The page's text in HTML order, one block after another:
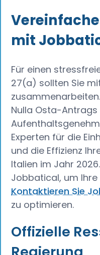
mit
Für einen
27(a) sollten Sie
Nulla Osta-
Experten für die
und die Effizienz
Italien im Jahr
Jobbatical, um
Kontaktieren Sie
zu optimieren.
Offizielle